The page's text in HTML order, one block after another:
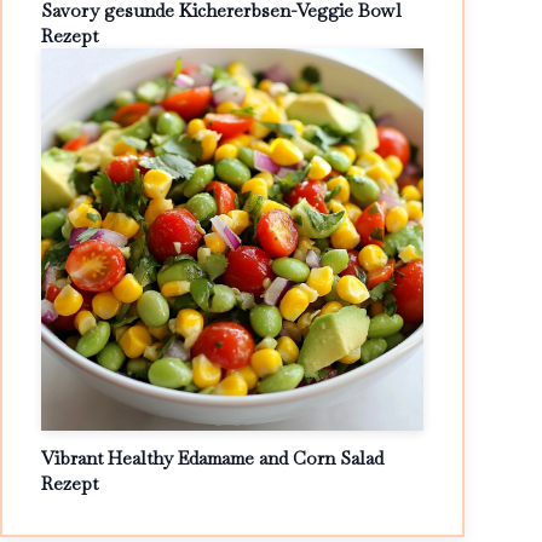
Savory gesunde Kichererbsen-Veggie Bowl
Rezept
Vibrant Healthy Edamame and Corn Salad
Rezept